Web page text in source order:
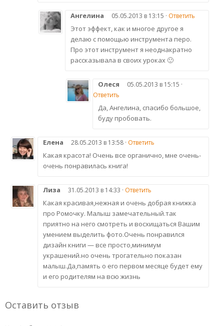
Ангелина 05.05.2013 в 13:15 · Ответить
Этот эффект, как и многое другое я
делаю с помощью инструмента перо.
Про этот инструмент я неоднакратно
рассказывала в своих уроках 🙂
Олеся
05.05.2013 в 15:15 ·
Ответить
Да, Ангелина, спасибо большое,
буду пробовать.
Елена 28.05.2013 в 13:58 · Ответить
Какая красота! Очень все органично, мне очень-
очень понравилась книга!
Лиза 31.05.2013 в 14:33 · Ответить
Какая красивая,нежная и очень добрая книжка
про Ромочку. Малыш замечательный.так
приятно на него смотреть и восхищаться Вашим
умением выделить фото.Очень понравился
дизайн книги — все просто,минимум
украшений.но очень трогательно показан
малыш.Да,память о его первом месяце будет ему
и его родителям на всю жизнь
Оставить отзыв